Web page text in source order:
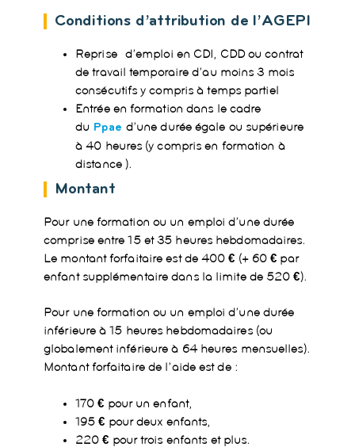
Conditions d’attribution de l’AGEPI
Reprise d’emploi en CDI, CDD ou contrat
de travail temporaire d’au moins 3 mois
consécutifs y compris à temps partiel
Entrée en formation dans le cadre
du Ppae d’une durée égale ou supérieure
à 40 heures (y compris en formation à
distance ).
Montant
Pour une formation ou un emploi d’une durée
comprise entre 15 et 35 heures hebdomadaires.
Le montant forfaitaire est de 400 € (+ 60 € par
enfant supplémentaire dans la limite de 520 €).
Pour une formation ou un emploi d’une durée
inférieure à 15 heures hebdomadaires (ou
globalement inférieure à 64 heures mensuelles).
Montant forfaitaire de l’aide est de :
170 € pour un enfant,
195 € pour deux enfants,
220 € pour trois enfants et plus.